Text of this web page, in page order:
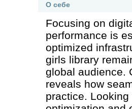
О себе
Focusing on
performance is
optimized
girls library
global audience.
reveals how
practice.